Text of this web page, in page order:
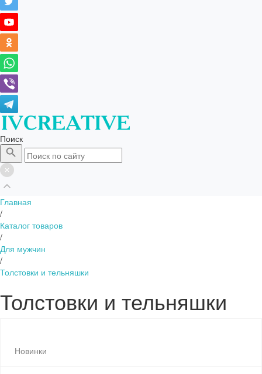
Поиск
Главная
/
Каталог товаров
/
Для мужчин
/
Толстовки и тельняшки
Толстовки и тельняшки
Новинки